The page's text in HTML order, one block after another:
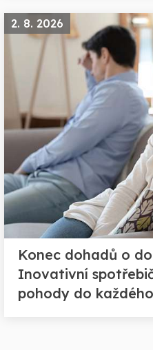
2. 8. 2026
Konec dohadů o
Inovativní
pohody do